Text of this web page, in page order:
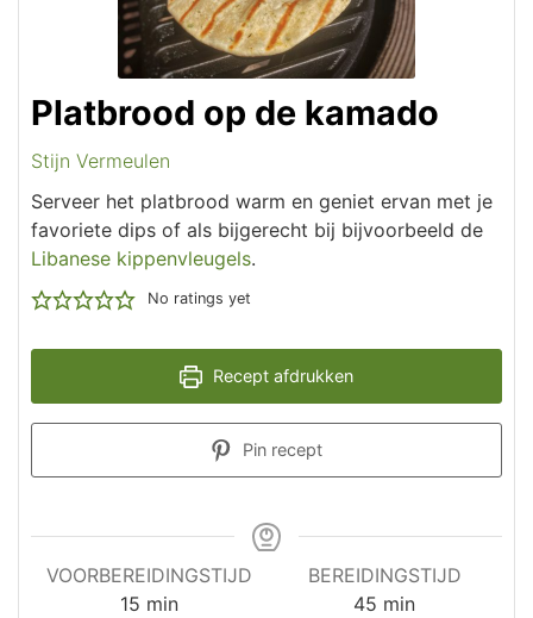
Platbrood op de kamado
Stijn Vermeulen
Serveer het platbrood warm en geniet ervan met je
favoriete dips of als bijgerecht bij bijvoorbeeld de
Libanese kippenvleugels.
No ratings yet
Recept afdrukken
Pin recept
VOORBEREIDINGSTIJD
15minuten
min
BEREIDINGSTIJD
45 minuten
min